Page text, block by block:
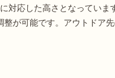
対応した高さとなっていま
整が可能です。アウトドア